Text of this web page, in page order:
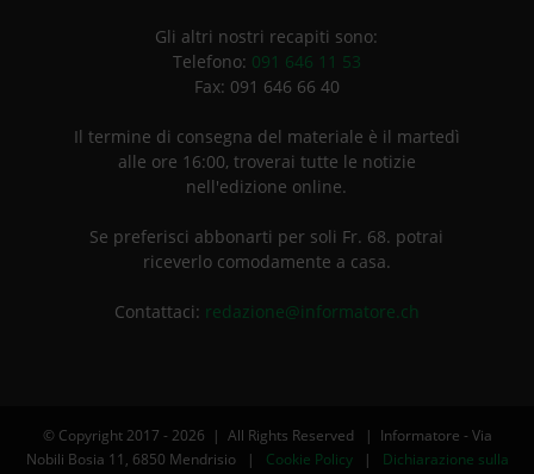
Gli altri nostri recapiti sono:
Telefono: 091 646 11 53
Fax: 091 646 66 40
Il termine di consegna del materiale è il martedì
alle ore 16:00, troverai tutte le notizie
nell'edizione online.
Se preferisci abbonarti per soli Fr. 68. potrai
riceverlo comodamente a casa.
Contattaci: redazione@informatore.ch
© Copyright 2017 - 2026 | All Rights Reserved | Informatore - Via
Nobili Bosia 11, 6850 Mendrisio | Cookie Policy| Dichiarazione sulla